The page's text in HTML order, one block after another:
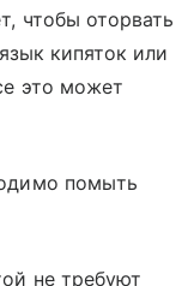
чтобы оторвать
кипяток или
это может
помыть
не требуют